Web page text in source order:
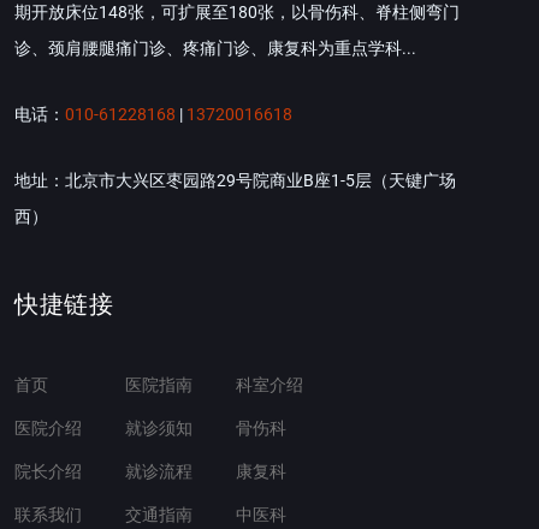
期开放床位148张，可扩展至180张，以骨伤科、脊柱侧弯门
诊、颈肩腰腿痛门诊、疼痛门诊、康复科为重点学科...
电话： 010-61228168 | 13720016618
地址：北京市大兴区枣园路29号院商业B座1-5层（天键广场
西）
快捷链接
首页
医院介绍
院长介绍
联系我们
医院指南
就诊须知
就诊流程
交通指南
科室介绍
骨伤科
康复科
中医科